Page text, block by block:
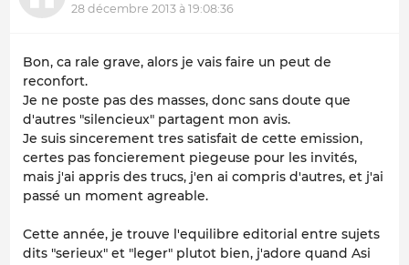
28 décembre 2013 à 19:08:36
Bon, ca rale grave, alors je vais faire un peut de
reconfort.
Je ne poste pas des masses, donc sans doute que
d'autres "silencieux" partagent mon avis.
Je suis sincerement tres satisfait de cette emission,
certes pas foncierement piegeuse pour les invités,
mais j'ai appris des trucs, j'en ai compris d'autres, et j'ai
passé un moment agreable.
Cette année, je trouve l'equilibre editorial entre sujets
dits "serieux" et "leger" plutot bien, j'adore quand Asi